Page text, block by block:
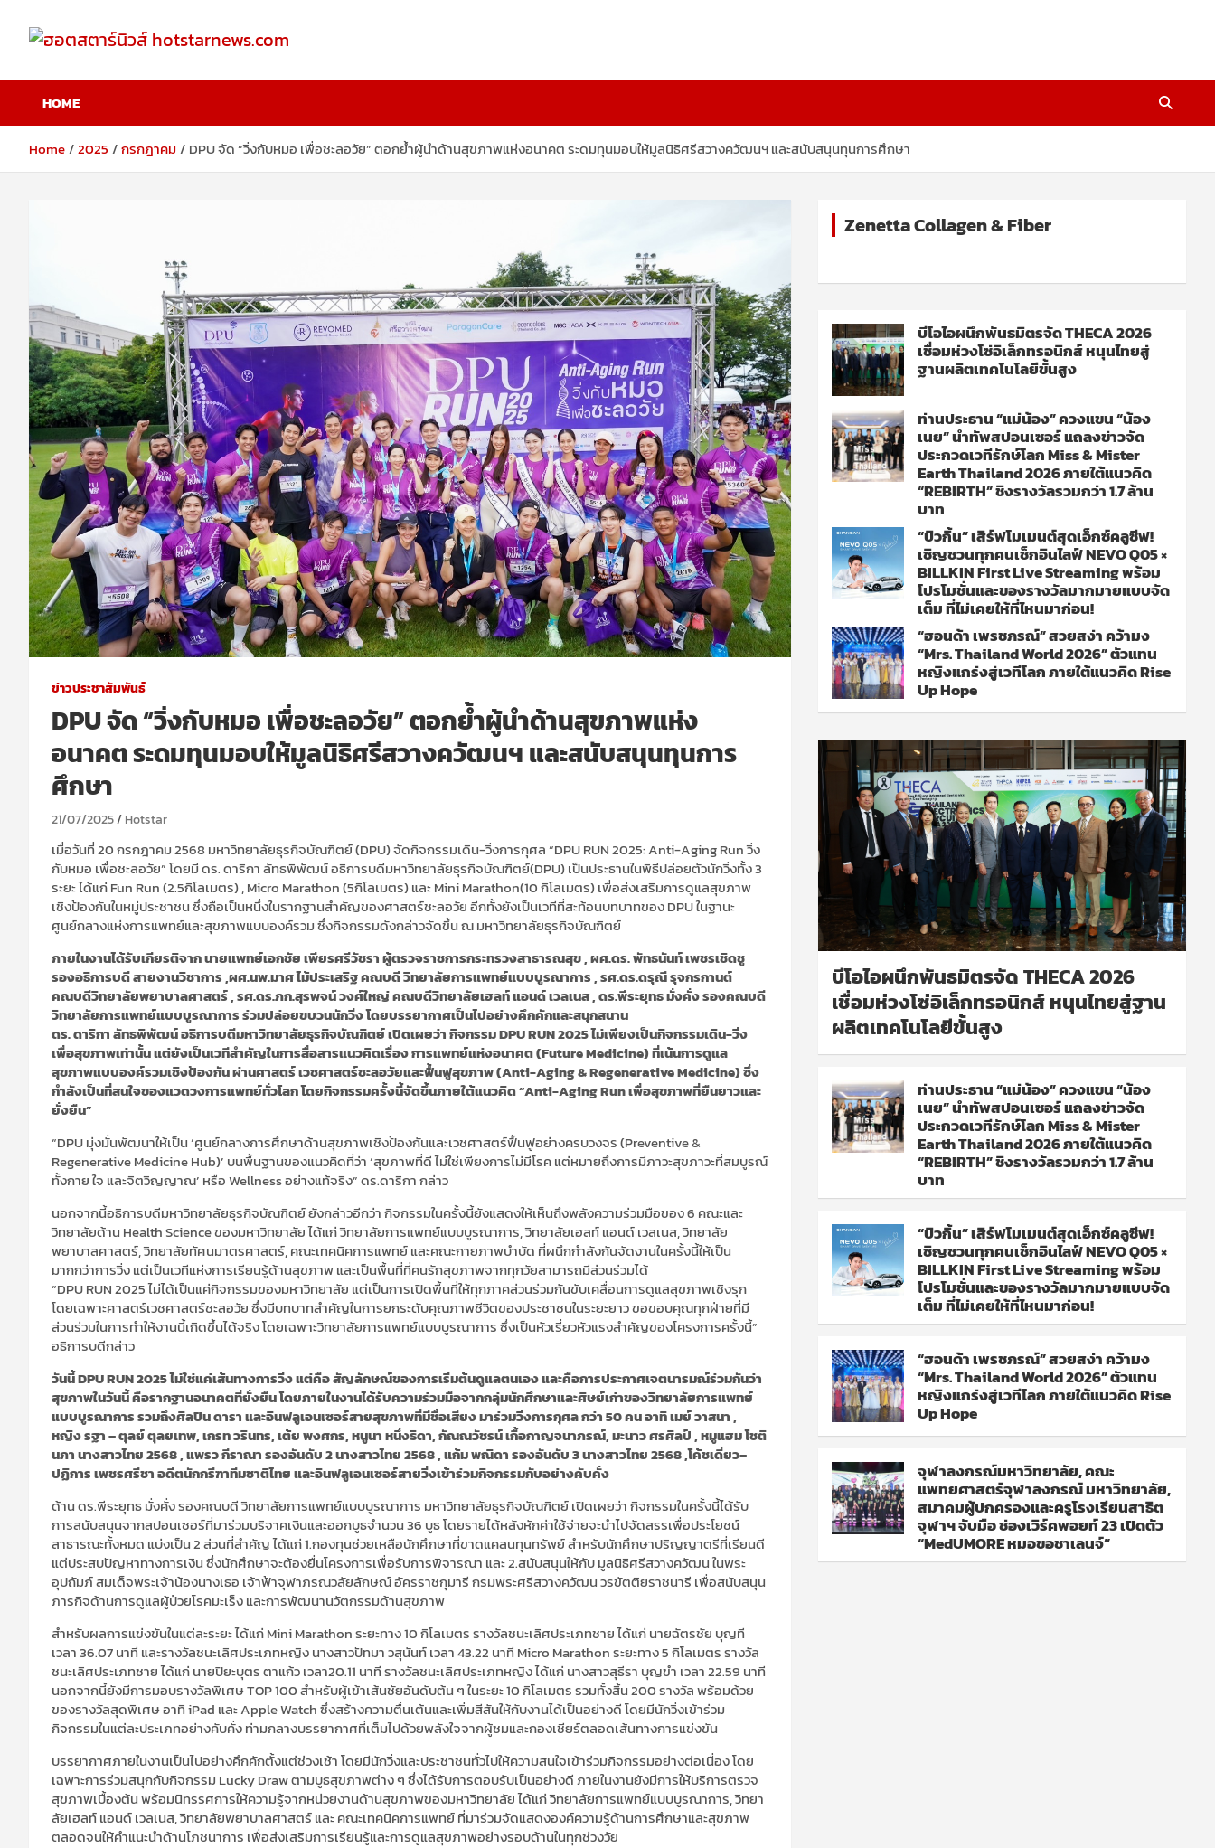
content
ฮอตสตาร์นิวส์
hotstarnews.com
HOME
Home 2025 กรกฎาคม DPU จัด “วิ่งกับหมอ เพื่อชะลอวัย” ตอกย้ำผู้นำด้านสุขภาพแห่งอนาคต ระดมทุนมอบให้มูลนิธิศรีสวางควัฒนฯ และสนับสนุนทุนการศึกษา
ข่าวประชาสัมพันธ์
DPU จัด “วิ่งกับหมอ เพื่อชะลอวัย” ตอกย้ำผู้นำด้านสุขภาพแห่ง
อนาคต ระดมทุนมอบให้มูลนิธิศรีสวางควัฒนฯ และสนับสนุนทุนการ
ศึกษา
21/07/2025 Hotstar
เมื่อวันที่ 20 กรกฎาคม 2568 มหาวิทยาลัยธุรกิจบัณฑิตย์ (DPU) จัดกิจกรรมเดิน-วิ่งการกุศล “DPU RUN 2025: Anti-Aging Run วิ่ง
กับหมอ เพื่อชะลอวัย” โดยมี ดร. ดาริกา ลัทธพิพัฒน์ อธิการบดีมหาวิทยาลัยธุรกิจบัณฑิตย์(DPU) เป็นประธานในพิธีปล่อยตัวนักวิ่งทั้ง 3
ระยะ ได้แก่ Fun Run (2.5กิโลเมตร) , Micro Marathon (5กิโลเมตร) และ Mini Marathon(10 กิโลเมตร) เพื่อส่งเสริมการดูแลสุขภาพ
เชิงป้องกันในหมู่ประชาชน ซึ่งถือเป็นหนึ่งในรากฐานสำคัญของศาสตร์ชะลอวัย อีกทั้งยังเป็นเวทีที่สะท้อนบทบาทของ DPU ในฐานะ
ศูนย์กลางแห่งการแพทย์และสุขภาพแบบองค์รวม ซึ่งกิจกรรมดังกล่าวจัดขึ้น ณ มหาวิทยาลัยธุรกิจบัณฑิตย์
ภายในงานได้รับเกียรติจาก นายแพทย์เอกชัย เพียรศรีวัชรา ผู้ตรวจราชการกระทรวงสาธารณสุข , ผศ.ดร. พัทธนันท์ เพชรเชิดชู
รองอธิการบดี สายงานวิชาการ ,ผศ.นพ.มาศ ไม้ประเสริฐ คณบดี วิทยาลัยการแพทย์แบบบูรณาการ , รศ.ดร.ดรุณี รุจกรกานต์
คณบดีวิทยาลัยพยาบาลศาสตร์ , รศ.ดร.ภก.สุรพจน์ วงศ์ใหญ่ คณบดีวิทยาลัยเฮลท์ แอนด์ เวลเนส , ดร.พีระยุทธ มั่งคั่ง รองคณบดี
วิทยาลัยการแพทย์แบบบูรณาการ ร่วมปล่อยขบวนนักวิ่ง โดยบรรยากาศเป็นไปอย่างคึกคักและสนุกสนาน
ดร. ดาริกา ลัทธพิพัฒน์ อธิการบดีมหาวิทยาลัยธุรกิจบัณฑิตย์ เปิดเผยว่า กิจกรรม DPU RUN 2025 ไม่เพียงเป็นกิจกรรมเดิน-วิ่ง
เพื่อสุขภาพเท่านั้น แต่ยังเป็นเวทีสำคัญในการสื่อสารแนวคิดเรื่อง การแพทย์แห่งอนาคต (Future Medicine) ที่เน้นการดูแล
สุขภาพแบบองค์รวมเชิงป้องกัน ผ่านศาสตร์ เวชศาสตร์ชะลอวัยและฟื้นฟูสุขภาพ (Anti-Aging & Regenerative Medicine) ซึ่ง
กำลังเป็นที่สนใจของแวดวงการแพทย์ทั่วโลก โดยกิจกรรมครั้งนี้จัดขึ้นภายใต้แนวคิด “Anti-Aging Run เพื่อสุขภาพที่ยืนยาวและ
ยั่งยืน”
“DPU มุ่งมั่นพัฒนาให้เป็น ‘ศูนย์กลางการศึกษาด้านสุขภาพเชิงป้องกันและเวชศาสตร์ฟื้นฟูอย่างครบวงจร (Preventive &
Regenerative Medicine Hub)’ บนพื้นฐานของแนวคิดที่ว่า ‘สุขภาพที่ดี ไม่ใช่เพียงการไม่มีโรค แต่หมายถึงการมีภาวะสุขภาวะที่สมบูรณ์
ทั้งกาย ใจ และจิตวิญญาณ’ หรือ Wellness อย่างแท้จริง” ดร.ดาริกา กล่าว
นอกจากนี้อธิการบดีมหาวิทยาลัยธุรกิจบัณฑิตย์ ยังกล่าวอีกว่า กิจกรรมในครั้งนี้ยังแสดงให้เห็นถึงพลังความร่วมมือของ 6 คณะและ
วิทยาลัยด้าน Health Science ของมหาวิทยาลัย ได้แก่ วิทยาลัยการแพทย์แบบบูรณาการ, วิทยาลัยเฮลท์ แอนด์ เวลเนส, วิทยาลัย
พยาบาลศาสตร์, วิทยาลัยทัศนมาตรศาสตร์, คณะเทคนิคการแพทย์ และคณะกายภาพบำบัด ที่ผนึกกำลังกันจัดงานในครั้งนี้ให้เป็น
มากกว่าการวิ่ง แต่เป็นเวทีแห่งการเรียนรู้ด้านสุขภาพ และเป็นพื้นที่ที่คนรักสุขภาพจากทุกวัยสามารถมีส่วนร่วมได้
“DPU RUN 2025 ไม่ได้เป็นแค่กิจกรรมของมหาวิทยาลัย แต่เป็นการเปิดพื้นที่ให้ทุกภาคส่วนร่วมกันขับเคลื่อนการดูแลสุขภาพเชิงรุก
โดยเฉพาะศาสตร์เวชศาสตร์ชะลอวัย ซึ่งมีบทบาทสำคัญในการยกระดับคุณภาพชีวิตของประชาชนในระยะยาว ขอขอบคุณทุกฝ่ายที่มี
ส่วนร่วมในการทำให้งานนี้เกิดขึ้นได้จริง โดยเฉพาะวิทยาลัยการแพทย์แบบบูรณาการ ซึ่งเป็นหัวเรี่ยวหัวแรงสำคัญของโครงการครั้งนี้”
อธิการบดีกล่าว
วันนี้ DPU RUN 2025 ไม่ใช่แค่เส้นทางการวิ่ง แต่คือ สัญลักษณ์ของการเริ่มต้นดูแลตนเอง และคือการประกาศเจตนารมณ์ร่วมกันว่า
สุขภาพในวันนี้ คือรากฐานอนาคตที่ยั่งยืน โดยภายในงานได้รับความร่วมมือจากกลุ่มนักศึกษาและศิษย์เก่าของวิทยาลัยการแพทย์
แบบบูรณาการ รวมถึงศิลปิน ดารา และอินฟลูเอนเซอร์สายสุขภาพที่มีชื่อเสียง มาร่วมวิ่งการกุศล กว่า 50 คน อาทิ เมย์ วาสนา ,
หญิง รฐา – ตุลย์ ตุลยเทพ, เกรท วรินทร, เต้ย พงศกร, หนูนา หนึ่งธิดา, กัณณวัชรน์ เกื้อกาญจนาภรณ์, มะนาว ศรศิลป์ , หมูแฮม โชติ
นภา นางสาวไทย 2568 , แพรว กีราณา รองอันดับ 2 นางสาวไทย 2568 , แก้ม พณิดา รองอันดับ 3 นางสาวไทย 2568 ,โค้ชเดี่ยว–
ปฏิการ เพชรศรีชา อดีตนักกรีฑาทีมชาติไทย และอินฟลูเอนเซอร์สายวิ่งเข้าร่วมกิจกรรมกับอย่างคับคั่ง
ด้าน ดร.พีระยุทธ มั่งคั่ง รองคณบดี วิทยาลัยการแพทย์แบบบูรณาการ มหาวิทยาลัยธุรกิจบัณฑิตย์ เปิดเผยว่า กิจกรรมในครั้งนี้ได้รับ
การสนับสนุนจากสปอนเซอร์ที่มาร่วมบริจาคเงินและออกบูธจำนวน 36 บูธ โดยรายได้หลังหักค่าใช้จ่ายจะนำไปจัดสรรเพื่อประโยชน์
สาธารณะทั้งหมด แบ่งเป็น 2 ส่วนที่สำคัญ ได้แก่ 1.กองทุนช่วยเหลือนักศึกษาที่ขาดแคลนทุนทรัพย์ สำหรับนักศึกษาปริญญาตรีที่เรียนดี
แต่ประสบปัญหาทางการเงิน ซึ่งนักศึกษาจะต้องยื่นโครงการเพื่อรับการพิจารณา และ 2.สนับสนุนให้กับ มูลนิธิศรีสวางควัฒน ในพระ
อุปถัมภ์ สมเด็จพระเจ้าน้องนางเธอ เจ้าฟ้าจุฬาภรณวลัยลักษณ์ อัครราชกุมารี กรมพระศรีสวางควัฒน วรขัตติยราชนารี เพื่อสนับสนุน
ภารกิจด้านการดูแลผู้ป่วยโรคมะเร็ง และการพัฒนานวัตกรรมด้านสุขภาพ
สำหรับผลการแข่งขันในแต่ละระยะ ได้แก่ Mini Marathon ระยะทาง 10 กิโลเมตร รางวัลชนะเลิศประเภทชาย ได้แก่ นายฉัตรชัย บุญที
เวลา 36.07 นาที และรางวัลชนะเลิศประเภทหญิง นางสาวปัทมา วสุนันท์ เวลา 43.22 นาที Micro Marathon ระยะทาง 5 กิโลเมตร รางวัล
ชนะเลิศประเภทชาย ได้แก่ นายปิยะบุตร ตาแก้ว เวลา20.11 นาที รางวัลชนะเลิศประเภทหญิง ได้แก่ นางสาวสุธีรา บุญขำ เวลา 22.59 นาที
นอกจากนี้ยังมีการมอบรางวัลพิเศษ TOP 100 สำหรับผู้เข้าเส้นชัยอันดับต้น ๆ ในระยะ 10 กิโลเมตร รวมทั้งสิ้น 200 รางวัล พร้อมด้วย
ของรางวัลสุดพิเศษ อาทิ iPad และ Apple Watch ซึ่งสร้างความตื่นเต้นและเพิ่มสีสันให้กับงานได้เป็นอย่างดี โดยมีนักวิ่งเข้าร่วม
กิจกรรมในแต่ละประเภทอย่างคับคั่ง ท่ามกลางบรรยากาศที่เต็มไปด้วยพลังใจจากผู้ชมและกองเชียร์ตลอดเส้นทางการแข่งขัน
บรรยากาศภายในงานเป็นไปอย่างคึกคักตั้งแต่ช่วงเช้า โดยมีนักวิ่งและประชาชนทั่วไปให้ความสนใจเข้าร่วมกิจกรรมอย่างต่อเนื่อง โดย
เฉพาะการร่วมสนุกกับกิจกรรม Lucky Draw ตามบูธสุขภาพต่าง ๆ ซึ่งได้รับการตอบรับเป็นอย่างดี ภายในงานยังมีการให้บริการตรวจ
สุขภาพเบื้องต้น พร้อมนิทรรศการให้ความรู้จากหน่วยงานด้านสุขภาพของมหาวิทยาลัย ได้แก่ วิทยาลัยการแพทย์แบบบูรณาการ, วิทยา
ลัยเฮลท์ แอนด์ เวลเนส, วิทยาลัยพยาบาลศาสตร์ และ คณะเทคนิคการแพทย์ ที่มาร่วมจัดแสดงองค์ความรู้ด้านการศึกษาและสุขภาพ
ตลอดจนให้คำแนะนำด้านโภชนาการ เพื่อส่งเสริมการเรียนรู้และการดูแลสุขภาพอย่างรอบด้านในทุกช่วงวัย
Zenetta Collagen & Fiber
บีโอไอผนึกพันธมิตรจัด THECA 2026
เชื่อมห่วงโซ่อิเล็กทรอนิกส์ หนุนไทยสู่
ฐานผลิตเทคโนโลยีขั้นสูง
ท่านประธาน “แม่น้อง” ควงแขน “น้อง
เนย” นำทัพสปอนเซอร์ แถลงข่าวจัด
ประกวดเวทีรักษ์โลก Miss & Mister
Earth Thailand 2026 ภายใต้แนวคิด
“REBIRTH” ชิงรางวัลรวมกว่า 1.7 ล้าน
บาท
“บิวกิ้น” เสิร์ฟโมเมนต์สุดเอ็กซ์คลูซีฟ!
เชิญชวนทุกคนเช็กอินไลฟ์ NEVO Q05 ×
BILLKIN First Live Streaming พร้อม
โปรโมชั่นและของรางวัลมากมายแบบจัด
เต็ม ที่ไม่เคยให้ที่ไหนมาก่อน!
“ฮอนด้า เพรชภรณ์” สวยสง่า คว้ามง
“Mrs. Thailand World 2026” ตัวแทน
หญิงแกร่งสู่เวทีโลก ภายใต้แนวคิด Rise
Up Hope
บีโอไอผนึกพันธมิตรจัด THECA 2026
เชื่อมห่วงโซ่อิเล็กทรอนิกส์ หนุนไทยสู่ฐาน
ผลิตเทคโนโลยีขั้นสูง
ท่านประธาน “แม่น้อง” ควงแขน “น้อง
เนย” นำทัพสปอนเซอร์ แถลงข่าวจัด
ประกวดเวทีรักษ์โลก Miss & Mister
Earth Thailand 2026 ภายใต้แนวคิด
“REBIRTH” ชิงรางวัลรวมกว่า 1.7 ล้าน
บาท
“บิวกิ้น” เสิร์ฟโมเมนต์สุดเอ็กซ์คลูซีฟ!
เชิญชวนทุกคนเช็กอินไลฟ์ NEVO Q05 ×
BILLKIN First Live Streaming พร้อม
โปรโมชั่นและของรางวัลมากมายแบบจัด
เต็ม ที่ไม่เคยให้ที่ไหนมาก่อน!
“ฮอนด้า เพรชภรณ์” สวยสง่า คว้ามง
“Mrs. Thailand World 2026” ตัวแทน
หญิงแกร่งสู่เวทีโลก ภายใต้แนวคิด Rise
Up Hope
จุฬาลงกรณ์มหาวิทยาลัย, คณะ
แพทยศาสตร์จุฬาลงกรณ์ มหาวิทยาลัย,
สมาคมผู้ปกครองและครูโรงเรียนสาธิต
จุฬาฯ จับมือ ช่องเวิร์คพอยท์ 23 เปิดตัว
“MedUMORE หมอขอชาเลนจ์”